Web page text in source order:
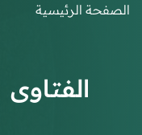
الصفحة الرئيسية
الفتاوى